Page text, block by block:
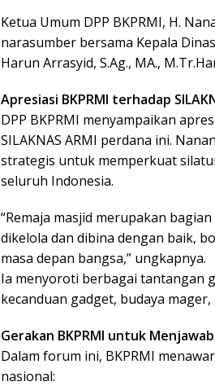
Ketua Umum DPP BKPRMI, H.
narasumber bersama Kepala
Harun Arrasyid, S.Ag., MA.,
Apresiasi BKPRMI terhadap
DPP BKPRMI menyampaikan
SILAKNAS ARMI perdana ini.
strategis untuk memperkuat
seluruh Indonesia.
“Remaja masjid merupakan
dikelola dan dibina dengan baik,
masa depan bangsa,” ungkapnya.
Ia menyoroti berbagai tantangan
kecanduan gadget, budaya
Gerakan BKPRMI untuk
Dalam forum ini, BKPRMI
nasional: